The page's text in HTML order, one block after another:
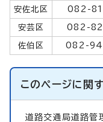
安佐北区 082-
安芸区 082-
佐伯区 082-
このページに関
道路交通局道路管